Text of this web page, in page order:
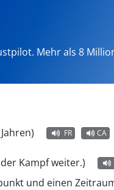
Mehr als 8
FR CA
Kampf weiter.)
und einen